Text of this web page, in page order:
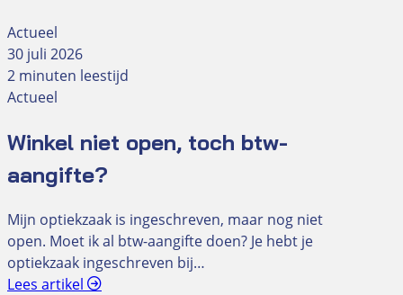
Actueel
30 juli 2026
2 minuten leestijd
Actueel
Winkel niet open, toch btw-
aangifte?
Mijn optiekzaak is ingeschreven, maar nog niet
open. Moet ik al btw-aangifte doen? Je hebt je
optiekzaak ingeschreven bij…
Lees artikel